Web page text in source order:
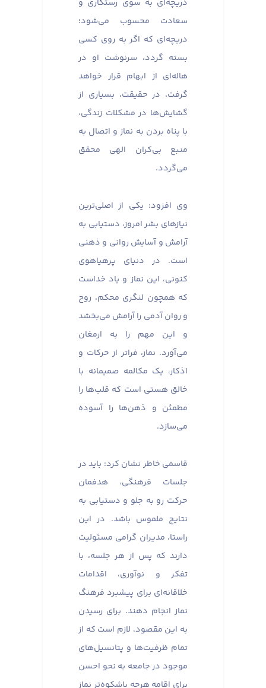
دریچه‌ای به سوی رستگاری و
سعادت محسوب می‌شود؛
دریچه‌ای که اگر به روی کسی
بسته گردد، سرنوشت او در
هاله‌ای از ابهام قرار خواهد
گرفت، در حقیقت، بسیاری از
گشایش‌ها در مشکلات زندگی،
با پناه بردن به نماز و اتصال به
منبع بی‌کران الهی محقق
می‌گردد.
وی افزود: یکی از اصلی‌ترین
نیازهای بشر امروز، دستیابی به
آرامش و آسایش روانی و ذهنی
است. در دنیای پرهیاهوی
کنونی، این نماز و یاد خداست
که همچون لنگری محکم، روح
و روان آدمی را آرامش می‌بخشد
و این مهم را به ارمغان
می‌آورد. نماز، فراتر از حرکات و
اذکار، یک مکالمه صمیمانه با
خالق هستی است که قلب‌ها را
مطمئن و ذهن‌ها را آسوده
می‌سازد.
قاسمی خاطر نشان کرد: باید در
جلسات فرهنگی، هدفمان
حرکت رو به جلو و دستیابی به
نتایج ملموس باشد. در این
راستا، مدیران گرامی مسئولیت
دارند که پس از هر جلسه، با
تفکر و نوآوری، اقدامات
خلاقانه‌ای برای پیشبرد فرهنگ
نماز انجام دهند. برای رسیدن
به این مقصود، لازم است که از
تمام ظرفیت‌ها و پتانسیل‌های
موجود در جامعه به نحو احسن
برای اقامه هرچه باشکوه‌تر نماز